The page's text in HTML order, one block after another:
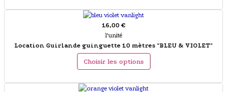
16,00 €
l'unité
Location Guirlande guinguette 10 mètres "BLEU & VIOLET"
Choisir les options